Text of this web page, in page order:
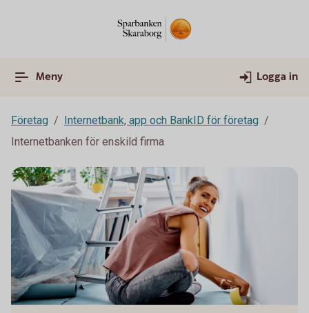
Meny Logga in
Företag
Internetbank, app och BankID för företag
Internetbanken för enskild firma